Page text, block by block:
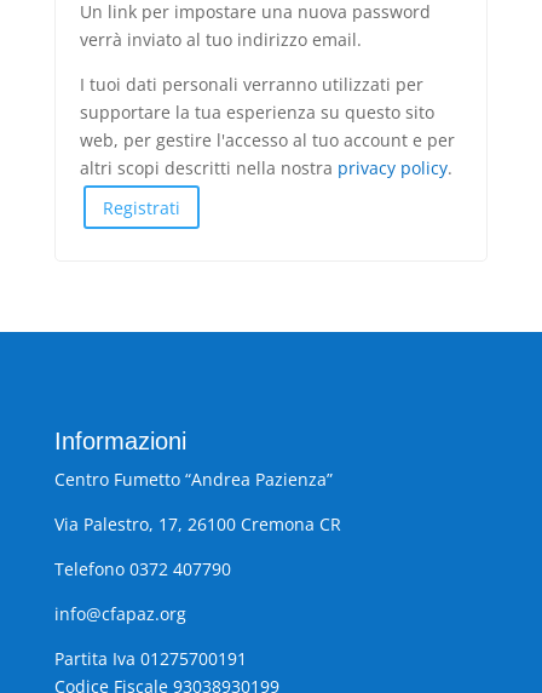
Un link per impostare una nuova password
verrà inviato al tuo indirizzo email.
I tuoi dati personali verranno utilizzati per
supportare la tua esperienza su questo sito
web, per gestire l'accesso al tuo account e per
altri scopi descritti nella nostra privacy policy.
Registrati
Informazioni
Centro Fumetto “Andrea Pazienza”
Via Palestro, 17, 26100 Cremona CR
Telefono 0372 407790
info@cfapaz.org
Partita Iva 01275700191
Codice Fiscale 93038930199